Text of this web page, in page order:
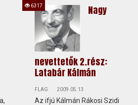
Nagy
nevettetők 2.rész:
Latabár Kálmán
FLAG 2009.05.13
Az ifjú Kálmán Rákosi Szidi
6317